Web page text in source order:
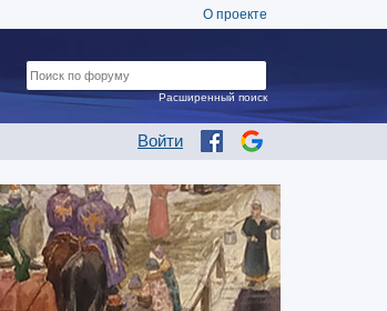
О проекте
Войти
Расширенный поиск